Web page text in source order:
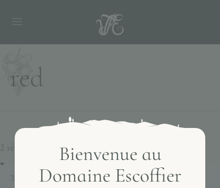
red
2 résultats affichésBienvenue au
Domaine Escoffier